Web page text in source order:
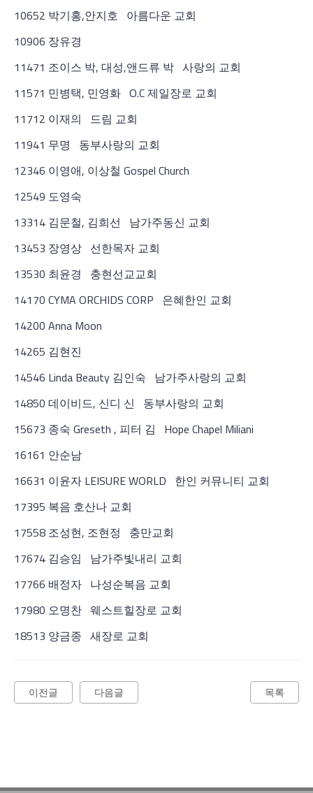
10652 박기홍,안지호 아름다운 교회
10906 장유경
11471 조이스 박, 대성,앤드류 박 사랑의 교회
11571 민병택, 민영화 O.C 제일장로 교회
11712 이재의 드림 교회
11941 무명 동부사랑의 교회
12346 이영애, 이상철 Gospel Church
12549 도영숙
13314 김문철, 김희선 남가주동신 교회
13453 장영상 선한목자 교회
13530 최윤경 충현선교교회
14170 CYMA ORCHIDS CORP 은혜한인 교회
14200 Anna Moon
14265 김현진
14546 Linda Beauty 김인숙 남가주사랑의 교회
14850 데이비드, 신디 신 동부사랑의 교회
15673 종숙 Greseth , 피터 김 Hope Chapel Miliani
16161 안순남
16631 이윤자 LEISURE WORLD 한인 커뮤니티 교회
17395 복음 호산나 교회
17558 조성현, 조현정 충만교회
17674 김승임 남가주빛내리 교회
17766 배정자 나성순복음 교회
17980 오명찬 웨스트힐장로 교회
18513 양금종 새장로 교회
다음글
이전글 목록